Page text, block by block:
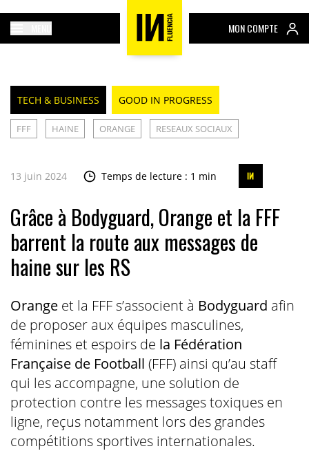
MON COMPTE
TECH & BUSINESS GOOD IN PROGRESS
FFF HAINE ORANGE RESEAUX SOCIAUX
13 juin 2024 Temps de lecture : 1 min
Grâce à Bodyguard, Orange et la FFF
barrent la route aux messages de
haine sur les RS
Orangeet la FFF s’associent à Bodyguard afin
de proposer aux équipes masculines,
féminines et espoirs de la Fédération
Française de Football (FFF) ainsi qu’au staff
qui les accompagne, une solution de
protection contre les messages toxiques en
ligne, reçus notamment lors des grandes
compétitions sportives internationales.